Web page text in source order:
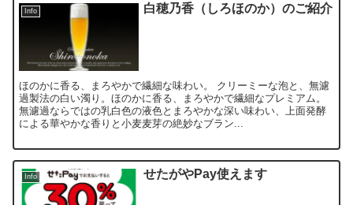
Info 白穂乃香（しろほのか）のご紹介
ほのかに香る、まろやかで繊細な味わい。 クリーミーな泡と、無濾
過製法の白い濁り。ほのかに香る、まろやかで繊細なプレミアム。
無濾過ならではの乳白色の液色とまろやかな深い味わい、上面発酵
による華やかな香りと小麦麦芽の絶妙なブラン...
Info せたがやPay使えます